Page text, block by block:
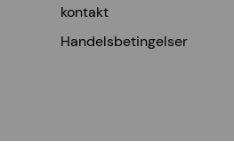
kontakt
Handelsbetingelser